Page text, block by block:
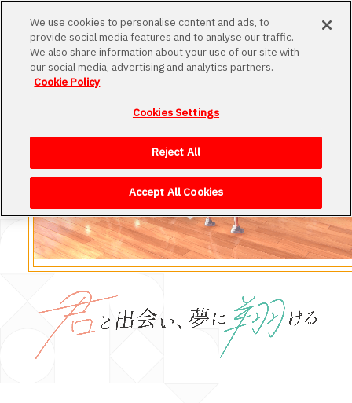
Loading
MENU
We use cookies to personalise content and ads, to
provide social media features and to analyse our traffic.
We also share information about your use of our site with
our social media, advertising and analytics partners.
Cookie Policy
Cookies Settings
Reject All
Accept All Cookies